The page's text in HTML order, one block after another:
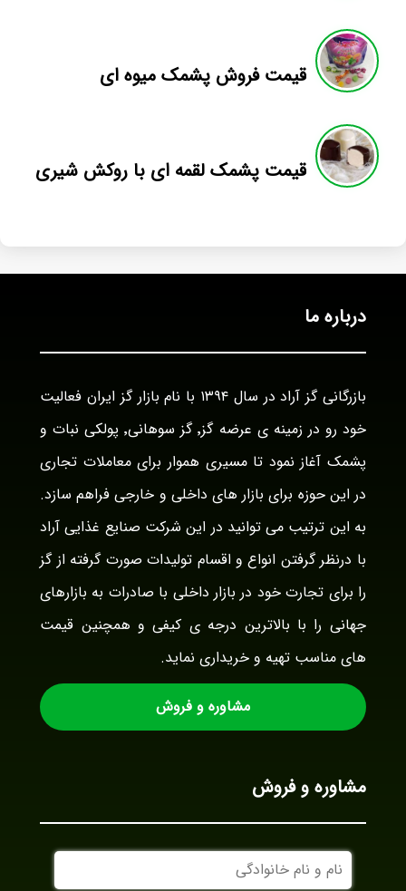
قیمت فروش پشمک میوه ای
قیمت پشمک لقمه ای با روکش شیری
درباره ما
بازرگانی گز آراد در سال ۱۳۹۴ با نام بازار گز ایران فعالیت
خود رو در زمینه ی عرضه گز٬ گز سوهانی٬ پولکی نبات و
پشمک آغاز نمود تا مسیری هموار برای معاملات تجاری
در این حوزه برای بازار های داخلی و خارجی فراهم سازد.
به این ترتیب می توانید در این شرکت صنایع غذایی آراد
با درنظر گرفتن انواع و اقسام تولیدات صورت گرفته از گز
را برای تجارت خود در بازار داخلی با صادرات به بازارهای
جهانی را با بالاترین درجه ی کیفی و همچنین قیمت
های مناسب تهیه و خریداری نماید.
مشاوره و فروش
مشاوره و فروش
نام
و